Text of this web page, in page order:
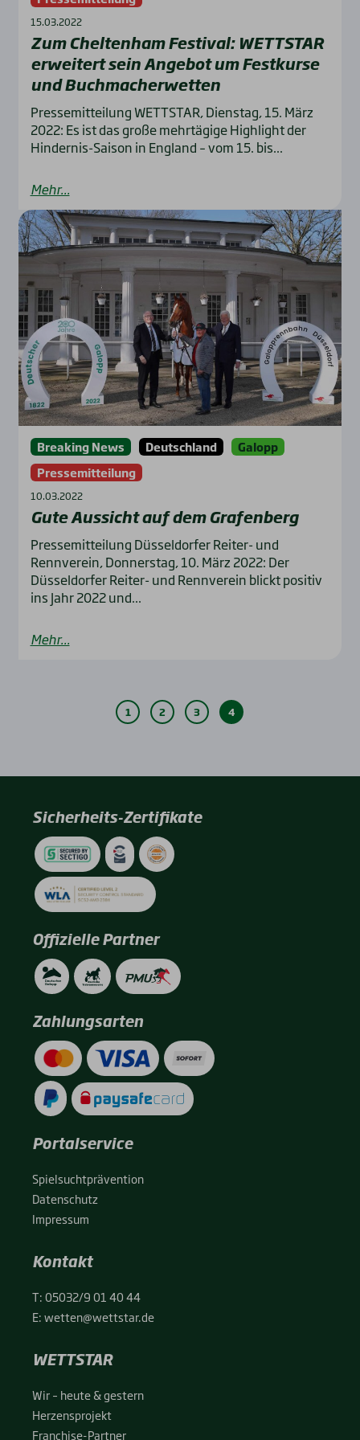
15.03.2022
Zum Chel­ten­ham Fes­ti­val: WETTSTAR
erwei­tert sein Ange­bot um Fest­kur­se
und Buch­mach­er­wet­ten
Pressemitteilung WETTSTAR, Dienstag, 15. März
2022: Es ist das große mehrtägige Highlight der
Hindernis-Saison in England – vom 15. bis...
Mehr...
Breaking News Deutschland
Galopp
Pressemitteilung
10.03.2022
Gute Aus­sicht auf dem Gra­fen­berg
Pressemitteilung Düsseldorfer Reiter- und
Rennverein, Donnerstag, 10. März 2022: Der
Düsseldorfer Reiter- und Rennverein blickt positiv
ins Jahr 2022 und...
Mehr...
1 2 3 4
Sicherheits-Zertifikate
Offizielle Partner
Zahlungsarten
Portalservice
Spiel­sucht­prä­ven­ti­on
Daten­schutz
Impres­sum
Kontakt
T:05032/9 01 40 44
E:wetten@wettstar.de
WETTSTAR
Wir – heu­te & ges­tern
Her­zens­pro­jekt
Fran­chise-Par­t­­ner